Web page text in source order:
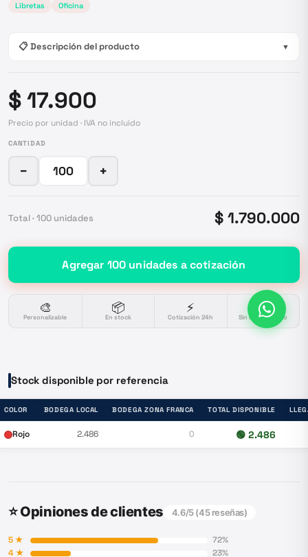
Libretas Oficina
📋 Descripción del producto ▼
$ 17.900
Precio por unidad · IVA no incluido
CANTIDAD
− +
Total · 100 unidades $ 1.790.000
Agregar 100 unidades a cotización
🎨
Personalizable
📦
En stock
⚡
Cotización 24h
🔒
Sin compromiso
Stock disponible por referencia
COLOR BODEGA LOCAL BODEGA ZONA FRANCA TOTAL DISPONIBLE
Rojo 2.486 0 🟢 2.486
⭐ Opiniones de clientes 4.6/5 (45reseñas)
5★ 72%
4★ 23%